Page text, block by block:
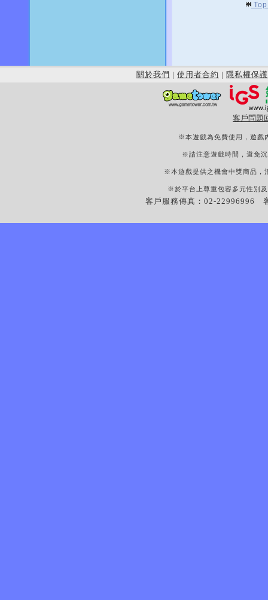
關於我們 | 使用者合約 | 隱私權保護
客戶問題
※本遊戲為免費使用，遊戲
※請注意遊戲時間，避免
※本遊戲提供之機會中獎商品，
※於平台上尊重包容多元性別
客戶服務傳真：02-22996996